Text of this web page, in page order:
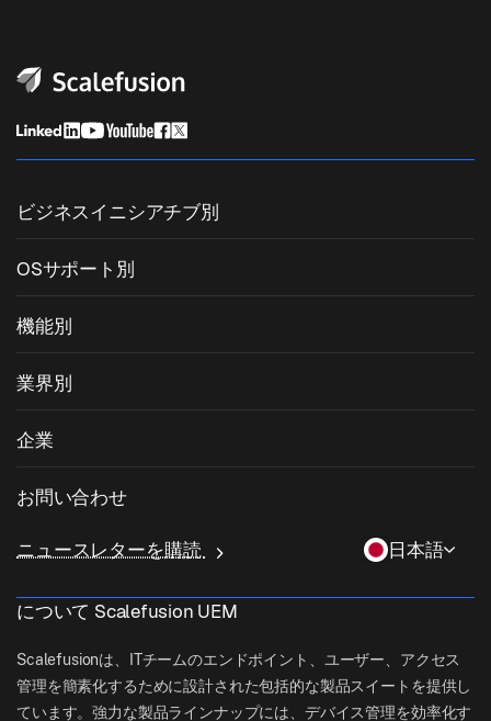
ビジネスイニシアチブ別
キオスクソフトウェア
私物デバイスの持ち込み (BYOD)
OSサポート別
iOS管理
Linux管理
機能別
条件付きアクセス
遠隔操作
業界別
小売
ロジスティクス
企業
ヘルプドキュメント
ブログ
ニュースルーム
お問い合わせ
sales[at]scalefusion.com
UK: +44-7520-641664
NZ: +64-9-888-4315
ニュースレターを購読 日本語
について Scalefusion UEM
Scalefusionは、ITチームのエンドポイント、ユーザー、アクセス
管理を簡素化するために設計された包括的な製品スイートを提供し
ています。強力な製品ラインナップには、デバイス管理を効率化す